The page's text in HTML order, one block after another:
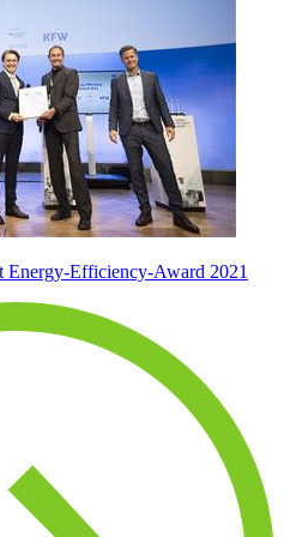
Energy-Efficiency-Award 2021